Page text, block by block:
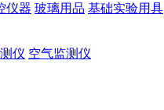
仪器 玻璃用品 基础实验用具
仪 空气监测仪